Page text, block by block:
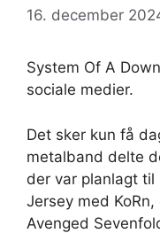
16. december
System Of A
sociale medier.
Det sker kun få
metalband delte
der var planlagt til
Jersey med
Avenged